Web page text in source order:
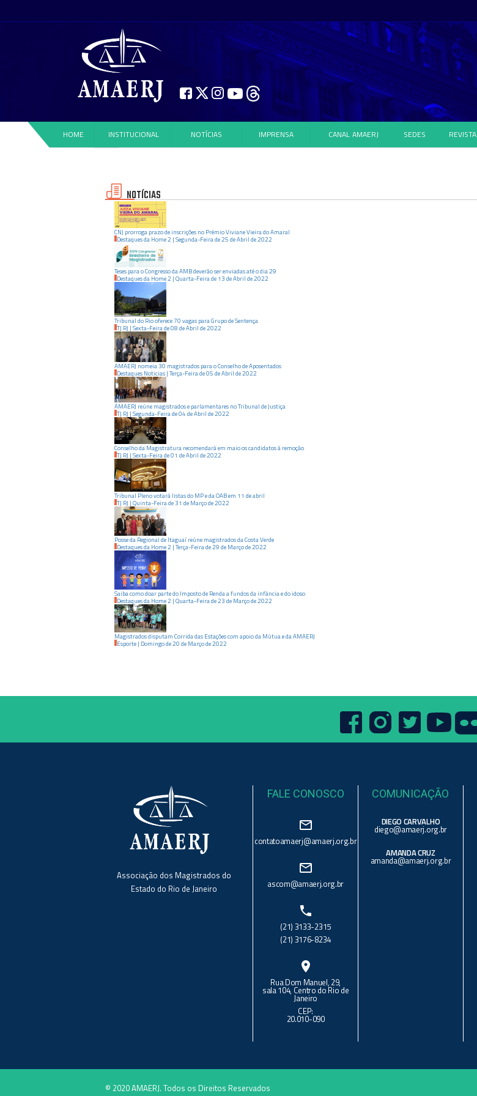
HOME INSTITUCIONAL NOTÍCIAS IMPRENSA CANAL AMAERJ SEDES REVISTA
NOTÍCIAS
CNJ prorroga prazo de inscrições no Prêmio Viviane Vieira do Amaral
Destaques da Home 2 | Segunda-Feirade25 deAbril de2022
Teses para o Congresso da AMB deverão ser enviadas até o dia 29
Destaques da Home 2 | Quarta-Feirade 13 deAbril de2022
Tribunal do Rio oferece 70 vagas para Grupo de Sentença
TJ RJ | Sexta-Feirade08 deAbril de2022
AMAERJ nomeia 30 magistrados para o Conselho de Aposentados
Destaques Noticias| Terça-Feirade05 deAbril de2022
AMAERJ reúne magistrados e parlamentares no Tribunal de Justiça
TJ RJ | Segunda-Feirade04 deAbril de2022
Conselho da Magistratura recomendará em maio os candidatos à remoção
TJ RJ | Sexta-Feirade01 deAbril de2022
Tribunal Pleno votará listas do MP e da OAB em 11 de abril
TJ RJ | Quinta-Feirade31 de Marçode2022
Posse da Regional de Itaguaí reúne magistrados da Costa Verde
Destaques da Home 2 | Terça-Feirade29 de Marçode2022
Saiba como doar parte do Imposto de Renda a fundos da infância e do idoso
Destaques da Home 2 | Quarta-Feirade23 de Marçode2022
Magistrados disputam Corrida das Estações com apoio da Mútua e da AMAERJ
Esporte| Domingode20 de Marçode2022
Associação dos Magistrados do
Estado do Rio de Janeiro
FALE CONOSCO
mail_outline
contatoamaerj@amaerj.org.br
mail_outline
ascom@amaerj.org.br
phone
(21) 3133-2315
(21) 3176-8234
location_on
Rua Dom Manuel, 29,
sala 104, Centro do Rio de
Janeiro
CEP:
20.010-090
COMUNICAÇÃO
DIEGO CARVALHO
diego@amaerj.org.br
AMANDA CRUZ
amanda@amaerj.org.br
© 2020 AMAERJ. Todos os Direitos Reservados